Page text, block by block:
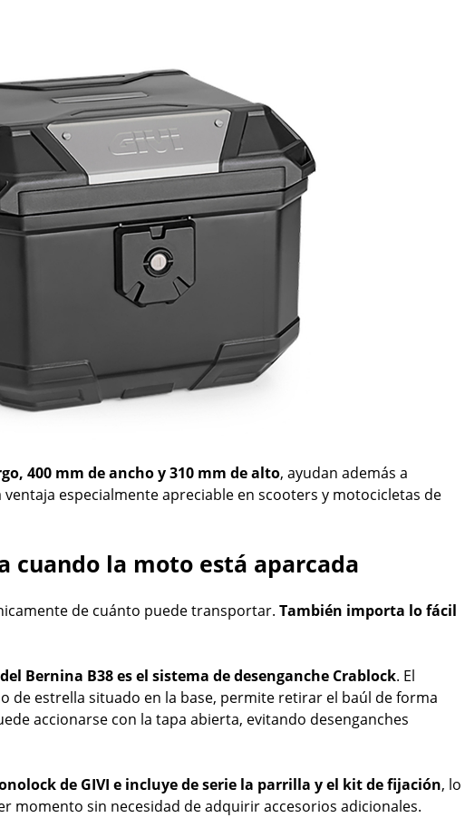
400 mm de ancho y 310 mm de alto, ayudan además a
especialmente apreciable en scooters y motocicletas de
cuando la moto está aparcada
de cuánto puede transportar. También importa lo fácil
Bernina B38 es el sistema de desenganche Crablock. El
de estrella situado en la base, permite retirar el baúl de forma
accionarse con la tapa abierta, evitando desenganches
de GIVI e incluye de serie la parrilla y el kit de fijación, lo
momento sin necesidad de adquirir accesorios adicionales.